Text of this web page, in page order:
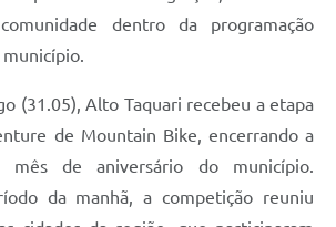
dentro da programação
(31.05), Alto Taquari recebeu a etapa
de Mountain Bike, encerrando a
mês de aniversário do município.
da manhã, a competição reuniu